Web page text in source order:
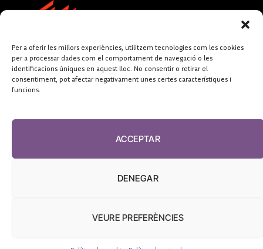
Per a oferir les millors experiències, utilitzem tecnologies com les cookies
per a processar dades com el comportament de navegació o les
identificacions úniques en aquest lloc. No consentir o retirar el
consentiment, pot afectar negativament unes certes característiques i
funcions.
ACCEPTAR
DENEGAR
VEURE PREFERÈNCIES
FUNDACIÓ